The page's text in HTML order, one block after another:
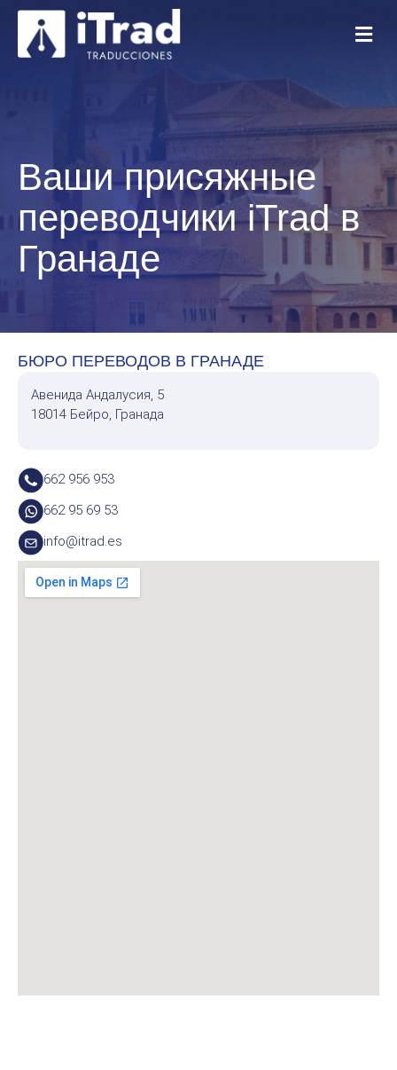
Ваши присяжные
переводчики iTrad в
Гранаде
БЮРО ПЕРЕВОДОВ В ГРАНАДЕ
Авенида Андалусия, 5
18014 Бейро, Гранада
662 956 953
662 95 69 53
info@itrad.es